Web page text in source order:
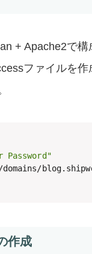
+ Apache2で
ファイルを
Password"
domains/
作成